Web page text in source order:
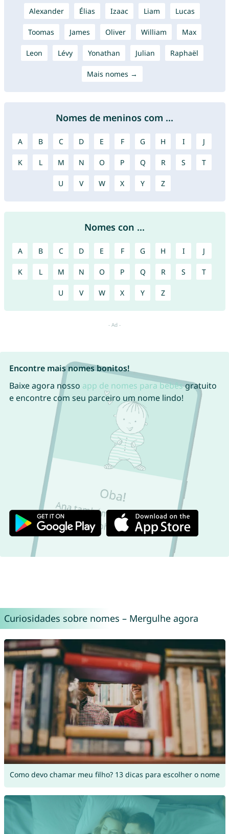
Alexander Élias Izaac Liam Lucas
Toomas James Oliver William Max
Leon Lévy Yonathan Julian Raphaël
Mais nomes →
Nomes de meninos com ...
A B C D E F G H I J
K L M N O P Q R S T
U V W X Y Z
Nomes con ...
A B C D E F G H I J
K L M N O P Q R S T
U V W X Y Z
Encontre mais nomes bonitos!
Baixe agora nosso app de nomes para bebêsgratuito
e encontre com seu parceiro um nome lindo!
Curiosidades sobre nomes – Mergulhe agora
Como devo chamar meu filho? 13 dicas para escolher o nome